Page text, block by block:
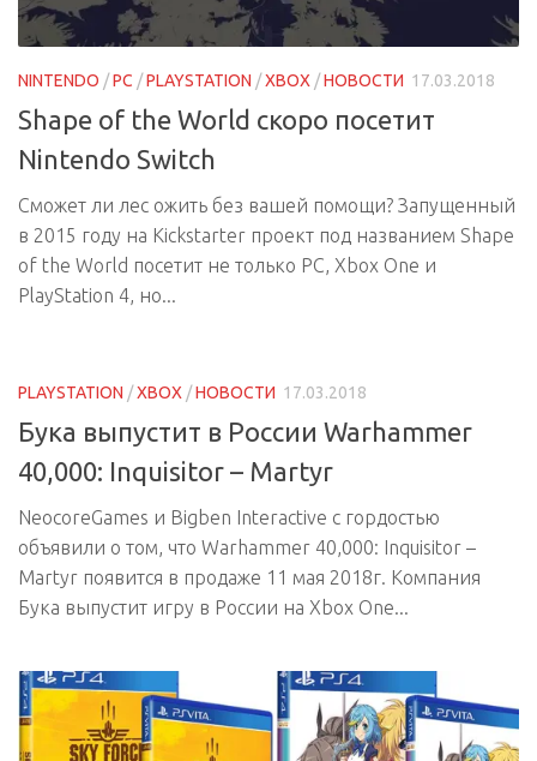
NINTENDO /PC /PLAYSTATION /XBOX /НОВОСТИ 17.03.2018
Shape of the World скоро посетит
Nintendo Switch
Сможет ли лес ожить без вашей помощи? Запущенный
в 2015 году на Kickstarter проект под названием Shape
of the World посетит не только PC, Xbox One и
PlayStation 4, но...
PLAYSTATION /XBOX /НОВОСТИ 17.03.2018
Бука выпустит в России Warhammer
40,000: Inquisitor – Martyr
NeocoreGames и Bigben Interactive с гордостью
объявили о том, что Warhammer 40,000: Inquisitor –
Martyr появится в продаже 11 мая 2018г. Компания
Бука выпустит игру в России на Xbox One...